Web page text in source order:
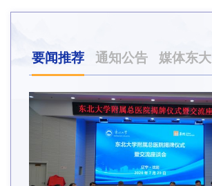
要闻推荐 通知公告 媒体东大